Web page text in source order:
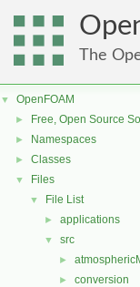
The
▼ OpenFOAM
► Free, Open Source
► Namespaces
► Classes
▼ Files
▼ File List
► applications
▼ src
►
► conversion